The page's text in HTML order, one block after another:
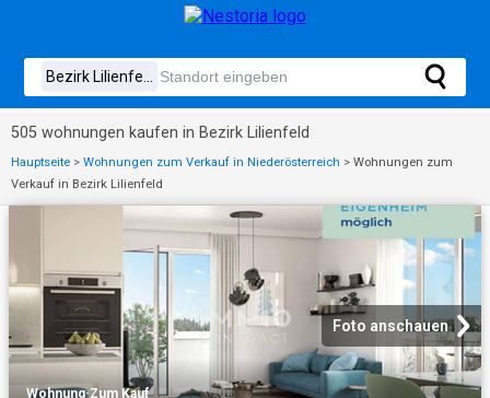
505 wohnungen kaufen in Bezirk Lilienfeld
Hauptseite > Wohnungen zum Verkauf in Niederösterreich > Wohnungen zum
Verkauf in Bezirk Lilienfeld
Foto anschauen
Wohnung·Zum Kauf